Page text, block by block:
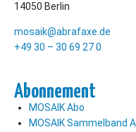
14050 Berlin
mosaik@abrafaxe.de
+49 30 – 30 69 27 0
Abonnement
MOSAIK Abo
MOSAIK Sammelband